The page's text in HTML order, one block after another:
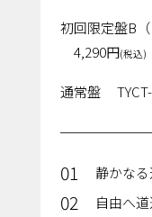
初回限定盤B（
4,290円(税込)
通常盤
01 静かな
02 自由へ